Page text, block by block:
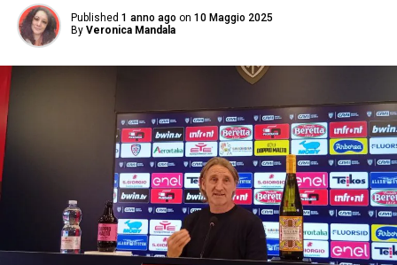
Published 1 anno ago on 10 Maggio 2025
By Veronica Mandala